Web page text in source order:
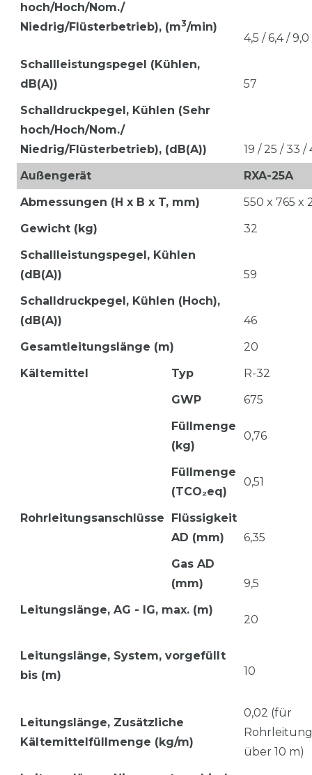
hoch/Hoch/Nom./
Niedrig/Flüsterbetrieb), (m3/min)
4,5 / 6,4 / 9,0 /
Schallleistungspegel (Kühlen,
dB(A))
57
Schalldruckpegel, Kühlen (Sehr
hoch/Hoch/Nom./
Niedrig/Flüsterbetrieb), (dB(A))
19 / 25 / 33 /
Außengerät
RXA-25A
Abmessungen (H x B x T, mm)
550 x 765 x
Gewicht (kg)
32
Schallleistungspegel, Kühlen
(dB(A))
59
Schalldruckpegel, Kühlen (Hoch),
(dB(A))
46
Gesamtleitungslänge (m)
20
Kältemittel
Typ
R-32
GWP
675
Füllmenge
(kg)
0,76
Füllmenge
(TCO₂eq)
0,51
Rohrleitungsanschlüsse
Flüssigkeit
AD (mm)
6,35
Gas AD
(mm)
9,5
Leitungslänge, AG - IG, max. (m)
20
Leitungslänge, System, vorgefüllt
bis (m)
10
Leitungslänge, Zusätzliche
Kältemittelfüllmenge (kg/m)
0,02 (für
über 10 m)